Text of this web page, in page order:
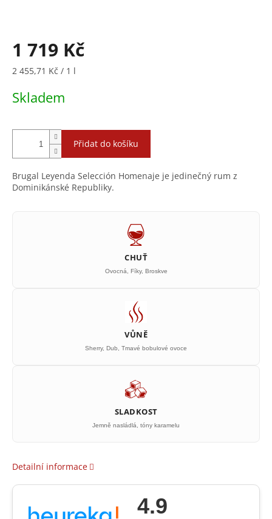
1 719 Kč
Měrná
2 455,71 Kč / 1 l
Skladem
Přidat do košíku
Brugal Leyenda Selección Homenaje je jedinečný rum z
Dominikánské Republiky.
CHUŤ
Ovocná, Fíky, Broskve
VŮNĚ
Sherry, Dub, Tmavé bobulové ovoce
SLADKOST
Jemně nasládlá, tóny karamelu
Detailní informace
4.9